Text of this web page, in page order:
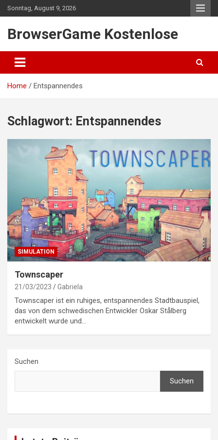
Skip
to
Sonntag, August 9, 2026
BrowserGame Kostenlose
Home Entspannendes
Schlagwort: Entspannendes
SIMULATION
Townscaper
21/03/2023 Gabriela
Townscaper ist ein ruhiges, entspannendes Stadtbauspiel,
das von dem schwedischen Entwickler Oskar Stålberg
entwickelt wurde und…
Suchen
Suchen